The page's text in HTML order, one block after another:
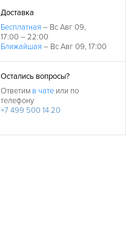
Доставка
Бесплатная – Вс Авг 09,
17:00 – 22:00
Ближайшая – Вс Авг 09, 17:00
Остались вопросы?
Ответим в чате или по
телефону
+7 499 500 14 20